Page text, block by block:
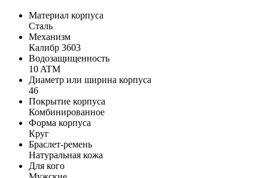
Материал корпуса
Сталь
Механизм
Калибр 3603
Водозащищенность
10 ATM
Диаметр или ширина корпуса
46
Покрытие корпуса
Комбинированное
Форма корпуса
Круг
Браслет-ремень
Натуральная кожа
Для кого